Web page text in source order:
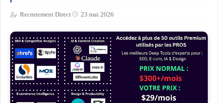
Recrutement Direct 23 mai 2026